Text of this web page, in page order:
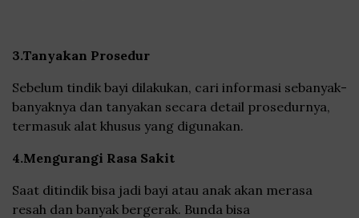
3.Tanyakan Prosedur
Sebelum tindik bayi dilakukan, cari informasi sebanyak-
banyaknya dan tanyakan secara detail prosedurnya,
termasuk alat khusus yang digunakan.
4.Mengurangi Rasa Sakit
Saat ditindik bisa jadi bayi atau anak akan merasa
resah dan banyak bergerak. Bunda bisa